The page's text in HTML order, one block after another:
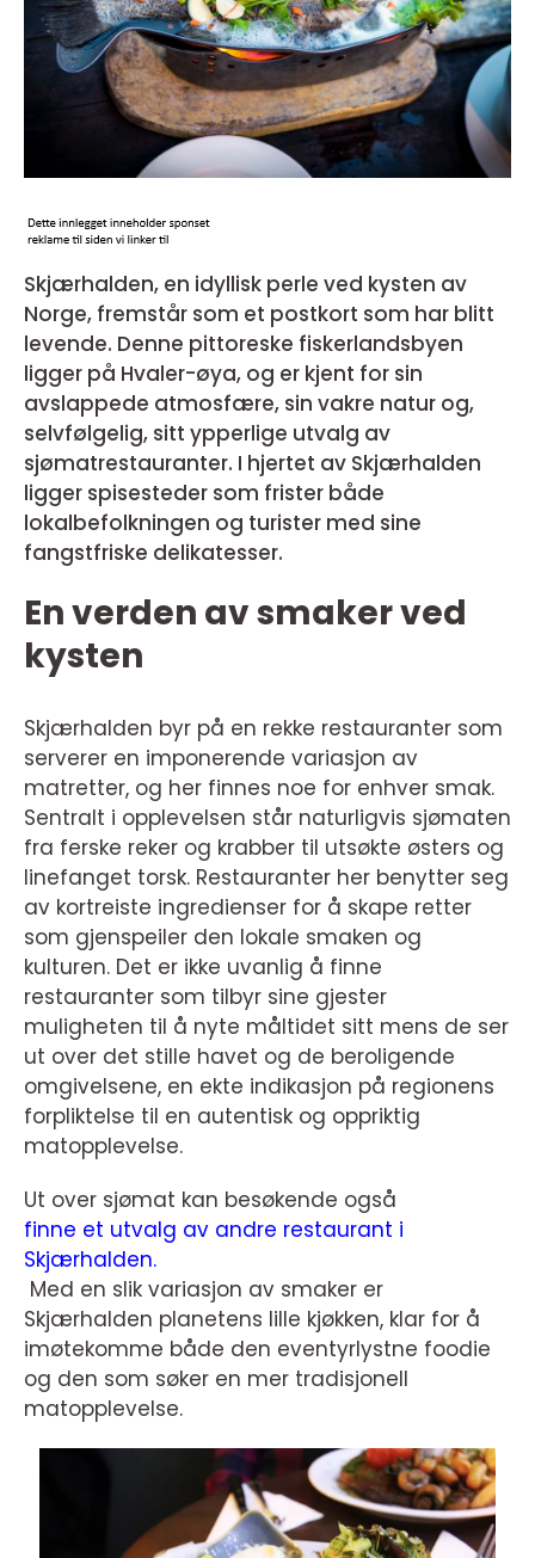
Skjærhalden, en idyllisk perle ved kysten av
Norge, fremstår som et postkort som har blitt
levende. Denne pittoreske fiskerlandsbyen
ligger på Hvaler-øya, og er kjent for sin
avslappede atmosfære, sin vakre natur og,
selvfølgelig, sitt ypperlige utvalg av
sjømatrestauranter. I hjertet av Skjærhalden
ligger spisesteder som frister både
lokalbefolkningen og turister med sine
fangstfriske delikatesser.
En verden av smaker ved
kysten
Skjærhalden byr på en rekke restauranter som
serverer en imponerende variasjon av
matretter, og her finnes noe for enhver smak.
Sentralt i opplevelsen står naturligvis sjømaten
fra ferske reker og krabber til utsøkte østers og
linefanget torsk. Restauranter her benytter seg
av kortreiste ingredienser for å skape retter
som gjenspeiler den lokale smaken og
kulturen. Det er ikke uvanlig å finne
restauranter som tilbyr sine gjester
muligheten til å nyte måltidet sitt mens de ser
ut over det stille havet og de beroligende
omgivelsene, en ekte indikasjon på regionens
forpliktelse til en autentisk og oppriktig
matopplevelse.
Ut over sjømat kan besøkende også
finne et utvalg av andre restaurant i
Skjærhalden.
Med en slik variasjon av smaker er
Skjærhalden planetens lille kjøkken, klar for å
imøtekomme både den eventyrlystne foodie
og den som søker en mer tradisjonell
matopplevelse.